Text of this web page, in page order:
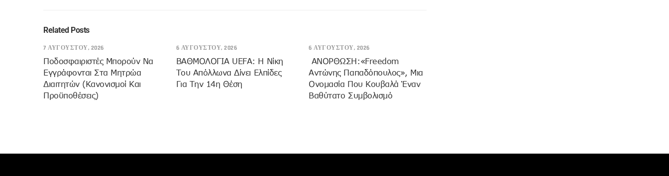
Related Posts
7 ΑΥΓΟΎΣΤΟΥ, 2026
Ποδοσφαιριστές Μπορούν Να
Εγγράφονται Στα Μητρώα
Διαιτητών (κανονισμοί Και
Προϋποθέσεις)
6 ΑΥΓΟΎΣΤΟΥ, 2026
ΒΑΘΜΟΛΟΓΙΑ UEFA: Η Νίκη
Του Απόλλωνα Δίνει Ελπίδες
Για Την 14η Θέση
6 ΑΥΓΟΎΣΤΟΥ, 2026
ANOΡΘΩΣΗ:«Freedom
Αντώνης Παπαδόπουλος», Μια
Ονομασία Που Κουβαλά Έναν
Βαθύτατο Συμβολισμό